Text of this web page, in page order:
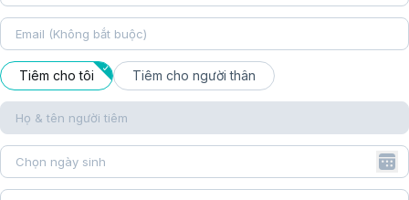
Tiêm cho tôi Tiêm cho người thân